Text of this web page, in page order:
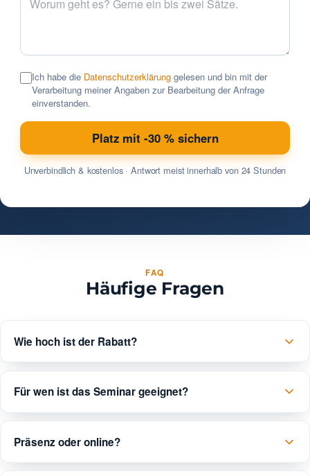
Ich habe die Datenschutzerklärunggelesen und bin mit der
Verarbeitung meiner Angaben zur Bearbeitung der Anfrage
einverstanden.
Platz mit -30 % sichern
Unverbindlich & kostenlos · Antwort meist innerhalb von 24 Stunden
FAQ
Häufige Fragen
Wie hoch ist der Rabatt?
Für wen ist das Seminar geeignet?
Präsenz oder online?